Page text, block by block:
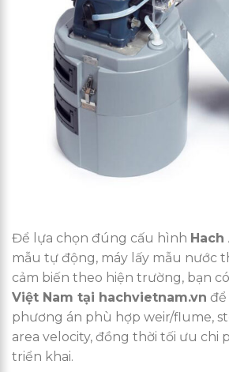
Để lựa chọn đúng cấu hình Hach
mẫu tự động, máy lấy mẫu nước
cảm biến theo hiện trường, bạn
Việt Nam tại hachvietnam.vn để
phương án phù hợp weir/flume,
area velocity, đồng thời tối ưu chi
triển khai.